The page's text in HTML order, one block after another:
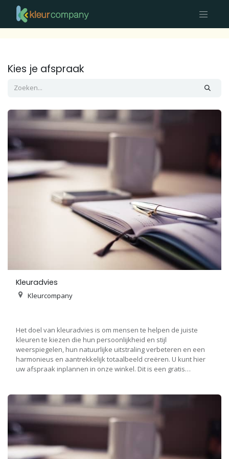
Kies je afspraak
Kleuradvies
Kleurcompany
Het doel van kleuradvies is om mensen te helpen de juiste
kleuren te kiezen die hun persoonlijkheid en stijl
weerspiegelen, hun natuurlijke uitstraling verbeteren en een
harmonieus en aantrekkelijk totaalbeeld creëren. U kunt hier
uw afspraak inplannen in onze winkel. Dit is een gratis